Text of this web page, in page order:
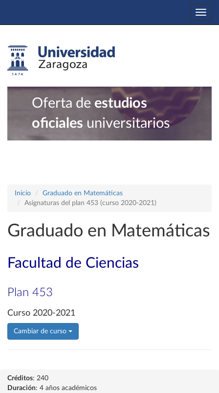
Oferta de estudios
oficiales universitarios
Inicio
Graduado en Matemáticas
Asignaturas del plan 453 (curso 2020-2021)
Graduado en Matemáticas
Facultad de Ciencias
Plan 453
Curso 2020-2021
Cambiar de curso
Créditos: 240
Duración: 4 años académicos